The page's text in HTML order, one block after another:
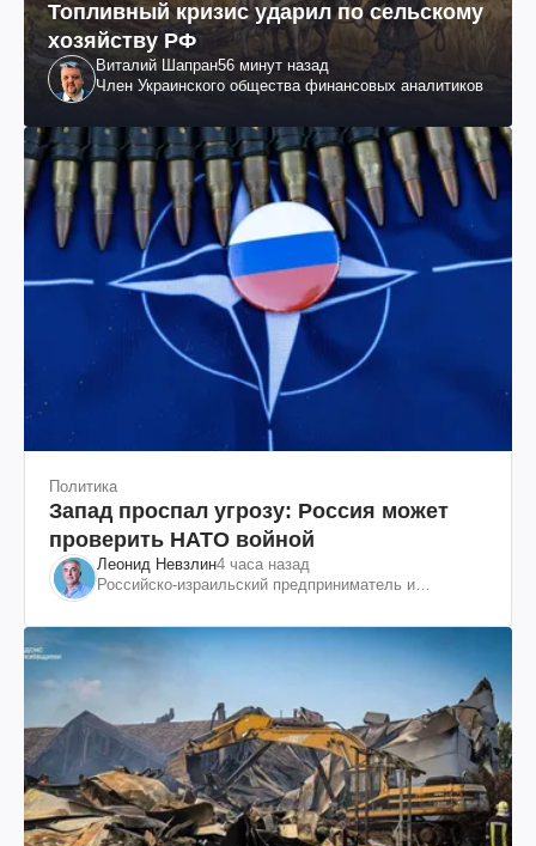
Топливный кризис ударил по сельскому
хозяйству РФ
Виталий Шапран56 минут назад
Член Украинского общества финансовых аналитиков
Политика
Запад проспал угрозу: Россия может
проверить НАТО войной
Леонид Невзлин4 часа назад
Российско-израильский предприниматель и
"ЮКОСа"